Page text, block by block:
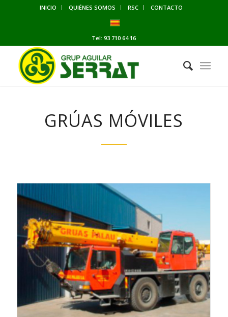
INICIO QUIÉNES SOMOS RSC CONTACTO
Tel:93 710 64 16
GRÚAS MÓVILES